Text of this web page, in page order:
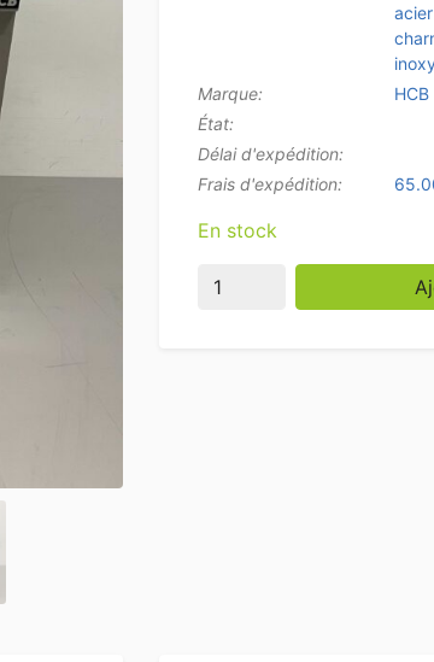
Marque:
HCB
État:
Délai d'expédition:
Frais d'expédition:
En stock
quantité de Armoire de